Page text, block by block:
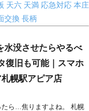
天六 天満 応急対応 本庄
交換 長柄
水没させたらやるべ
復旧も可能｜スマホ
幌駅アピア店
たら…焦りますよね。 札幌